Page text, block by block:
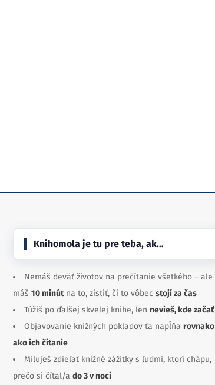
Knihomola je tu pre teba, ak…
Nemáš deväť životov na prečítanie všetkého – ale
máš 10 minútna to, zistiť, či to vôbec stojí za čas
Túžiš po ďalšej skvelej knihe, len nevieš, kde začať
Objavovanie knižných pokladov ťa napĺňa rovnako
ako ich čítanie
Miluješ zdieľať knižné zážitky s ľuďmi, ktorí chápu,
prečo si čítal/a do 3 v noci